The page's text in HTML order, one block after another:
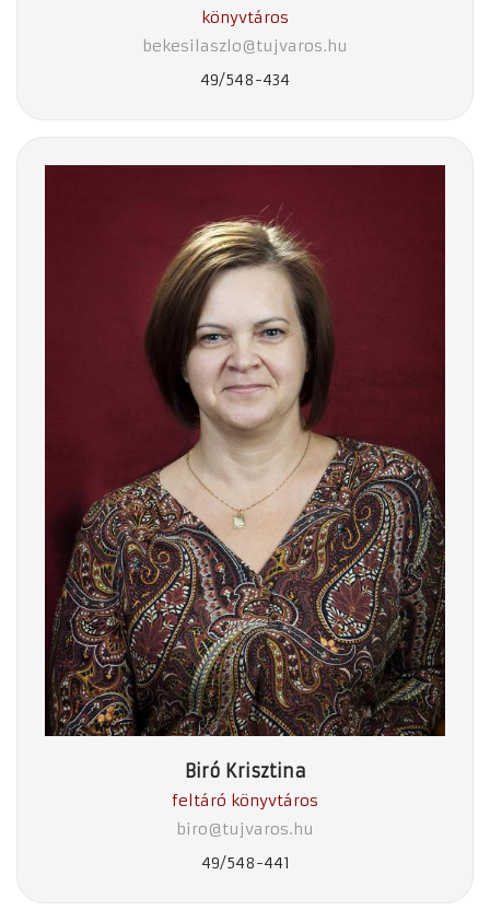
könyvtáros
bekesilaszlo@tujvaros.hu
49/548-434
Biró Krisztina
feltáró könyvtáros
biro@tujvaros.hu
49/548-441